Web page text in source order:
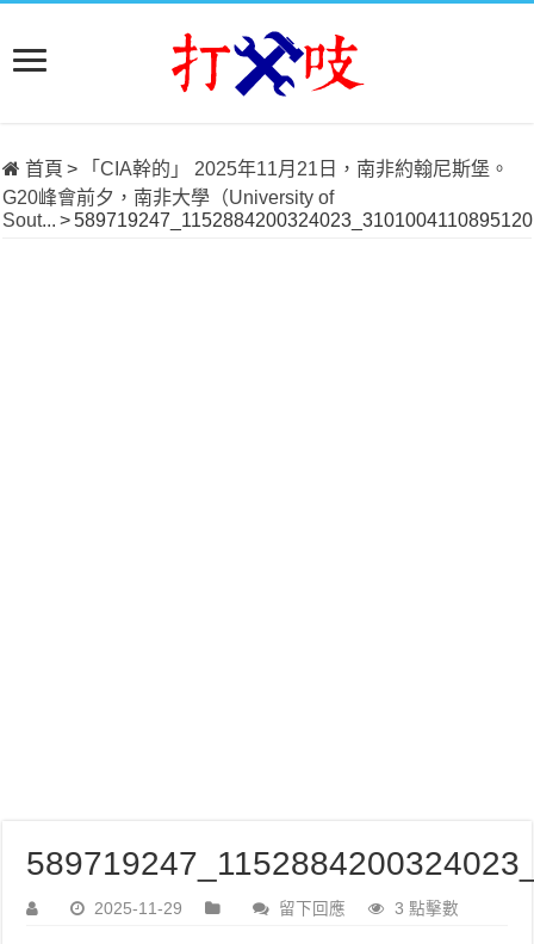
首頁 >
「CIA幹的」 2025年11月21日，南非約翰尼斯堡。
G20峰會前夕，南非大學（University of
Sout... >
2025-11-29 留下回應 3 點擊數